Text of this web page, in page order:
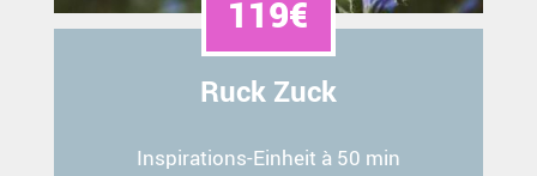
119€
Ruck Zuck
Inspirations-Einheit à 50 min